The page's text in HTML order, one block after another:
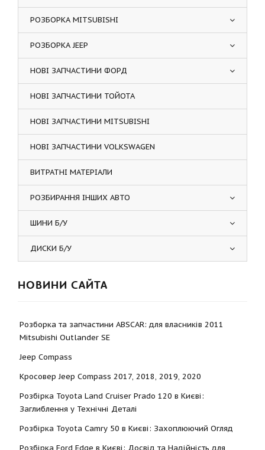
РОЗБОРКА MITSUBISHI
РОЗБОРКА JEEP
НОВІ ЗАПЧАСТИНИ ФОРД
НОВІ ЗАПЧАСТИНИ ТОЙОТА
НОВІ ЗАПЧАСТИНИ MITSUBISHI
НОВІ ЗАПЧАСТИНИ VOLKSWAGEN
ВИТРАТНІ МАТЕРІАЛИ
РОЗБИРАННЯ ІНШИХ АВТО
ШИНИ Б/У
ДИСКИ Б/У
НОВИНИ САЙТА
Розборка та запчастини ABSCAR: для власників 2011
Mitsubishi Outlander SE
Jeep Compass
Кросовер Jeep Compass 2017, 2018, 2019, 2020
Розбірка Toyota Land Cruiser Prado 120 в Києві:
Заглиблення у Технічні Деталі
Розбірка Toyota Camry 50 в Києві: Захоплюючий Огляд
Розбірка Ford Edge в Києві: Досвід та Надійність для